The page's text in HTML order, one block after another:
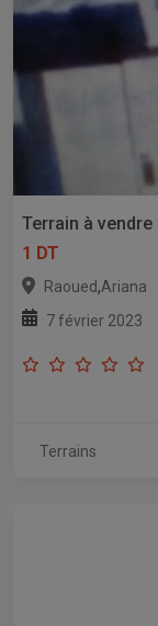
Terrain à vendre
1 DT
Raoued,Ariana
7 février 2023
Terrains